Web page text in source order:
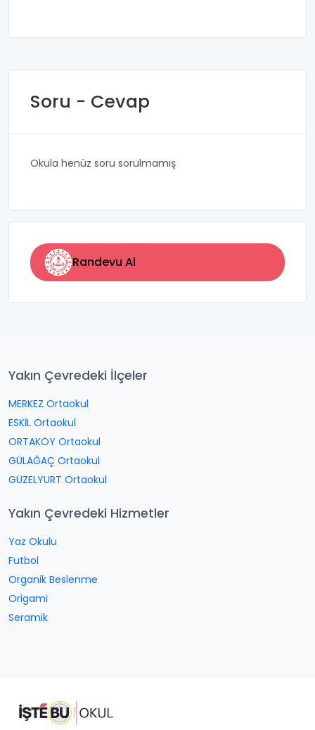
Soru - Cevap
Okula henüz soru sorulmamış
Randevu Al
Yakın Çevredeki İlçeler
MERKEZ Ortaokul
ESKİL Ortaokul
ORTAKÖY Ortaokul
GÜLAĞAÇ Ortaokul
GÜZELYURT Ortaokul
Yakın Çevredeki Hizmetler
Yaz Okulu
Futbol
Organik Beslenme
Origami
Seramik